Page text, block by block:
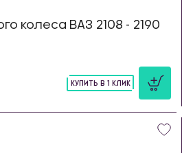
колеса ВАЗ 2108 - 2190
КУПИТЬ В 1 КЛИК